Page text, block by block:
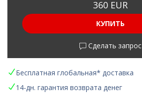
360 EUR
КУПИТЬ
Сделать запрос
Бесплатная глобальная* доставка
14-дн. гарантия возврата денег